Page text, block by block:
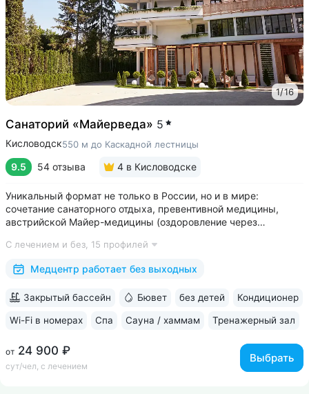
1/16
Санаторий «Майерведа» 5
Кисловодск550 м до Каскадной лестницы
9.5 54 отзыва 4 в Кисловодске
Уникальный формат не только в России, но и в мире:
сочетание санаторного отдыха, превентивной медицины,
австрийской Майер-медицины (оздоровление через
Победитель международной премии The World Luxury Awards.
Премия «Вояж» за лучший велнес-проект...
С лечением и без, 15 профилей
Медцентр работает без выходных
от 24 900 ₽
сут/чел, с лечением
Выбрать
Закрытый бассейн Бювет без детей Кондиционер
Wi-Fi в номерах Спа Сауна / хаммам Тренажерный зал